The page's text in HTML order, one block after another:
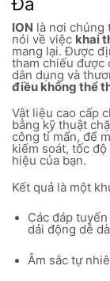
ION là nơi chúng
nói về việc khai
mang lại. Được
tham chiếu được
dân dụng và
điều không thể
Vật liệu cao cấp
bằng kỹ thuật
công tỉ mẩn, để
kiểm soát, tốc
hiệu của bạn.
Kết quả là một
Các đáp
dải động dễ
Âm sắc tự